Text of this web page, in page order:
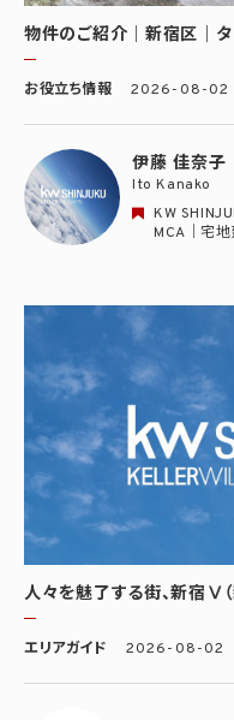
物件のご紹介｜新宿区｜タ
お役立ち情報 2026-08-02
伊藤 佳奈子
Ito Kanako
KW
MCA｜宅
人々を魅了する街、新宿Ⅴ（
エリアガイド 2026-08-02